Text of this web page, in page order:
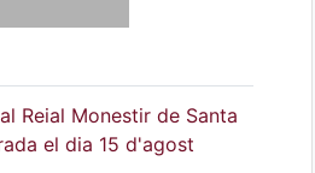
Reial Monestir de Santa
el dia 15 d'agost